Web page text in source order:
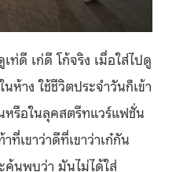
ท่ดี เก่ดี โก้จริง เมื่อใส่ไปดู
ห้าง ใช้ชีวิตประจำวันก็เข้า
หรือในลุคสตรีทแวร์แฟชั่น
ที่เขาว่าดีที่เขาว่าเก๋กัน
นพบว่า มันไม่ได้ใส่